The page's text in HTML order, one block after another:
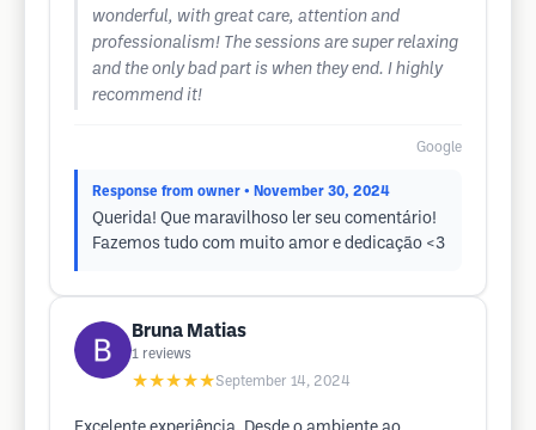
wonderful, with great care, attention and
professionalism! The sessions are super relaxing
and the only bad part is when they end. I highly
recommend it!
Google
Response from owner • November 30, 2024
Querida! Que maravilhoso ler seu comentário!
Fazemos tudo com muito amor e dedicação <3
Bruna Matias
1 reviews
★★★★★September 14, 2024